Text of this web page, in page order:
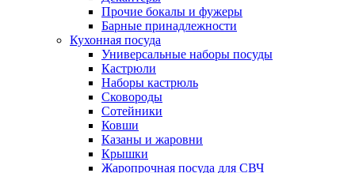
Прочие бокалы и фужеры
Барные принадлежности
Кухонная посуда
Универсальные наборы посуды
Кастрюли
Наборы кастрюль
Сковороды
Сотейники
Ковши
Казаны и жаровни
Крышки
Жаропрочная посуда для СВЧ